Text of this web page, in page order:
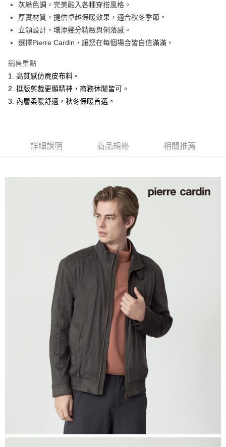
悠遊付
Google Pay
ATM付款
全家取貨付款
每筆NT$60，滿NT$1,200(含以上)免運費
萊爾富取貨付款
每筆NT$60，滿NT$1,200(含以上)免運費
每筆NT$60，滿NT$1,200(含以上)免運費
每筆NT$60，滿NT$1,200(含以上)免運費
每筆NT$80，滿NT$1,200(含以上)免運費
每筆NT$80，滿NT$1,200(含以上)免運費
灰綠色調，完美融入各種穿搭風格。
厚實材質，提供卓越保暖效果，適合秋冬季節。
立領設計，增添幾分精緻與俐落感。
選擇Pierre Cardin，讓您在每個場合皆自信滿滿。
銷售重點
1. 高質感仿麂皮布料。
2. 挺版剪裁更顯精神，商務休閒皆可。
3. 內層柔暖舒適，秋冬保暖首選。
詳細說明 商品規格 相關推薦